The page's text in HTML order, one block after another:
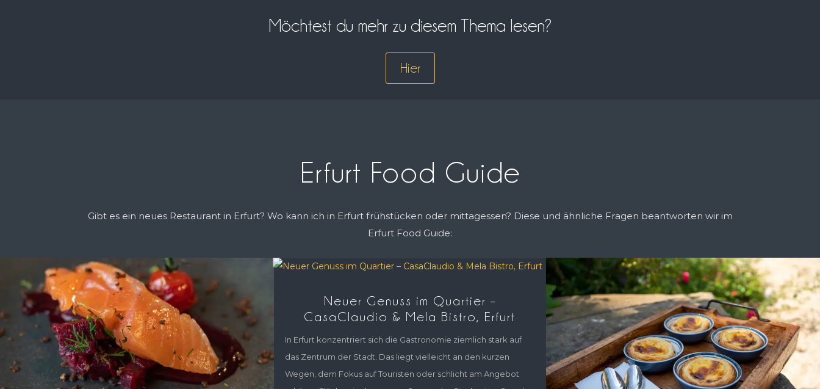
Möchtest du mehr zu diesem Thema lesen?
Hier
Erfurt Food Guide
Gibt es ein neues Restaurant in Erfurt? Wo kann ich in Erfurt frühstücken oder mittagessen? Diese und ähnliche Fragen beantworten wir im
Erfurt Food Guide:
Neuer Genuss im Quartier –
CasaClaudio & Mela Bistro, Erfurt
In Erfurt konzentriert sich die Gastronomie ziemlich stark auf
das Zentrum der Stadt. Das liegt vielleicht an den kurzen
Wegen, dem Fokus auf Touristen oder schlicht am Angebot